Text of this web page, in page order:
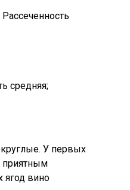
средняя;
У первых
приятным
ягод вино